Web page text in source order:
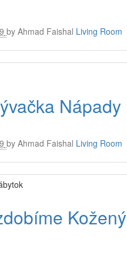
by Ahmad Faishal Living Room
Nápady
by Ahmad Faishal Living Room
Kožený